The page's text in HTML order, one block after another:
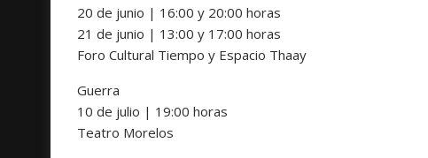
20 de junio | 16:00 y 20:00 horas
21 de junio | 13:00 y 17:00 horas
Foro Cultural Tiempo y Espacio Thaay
Guerra
10 de julio | 19:00 horas
Teatro Morelos